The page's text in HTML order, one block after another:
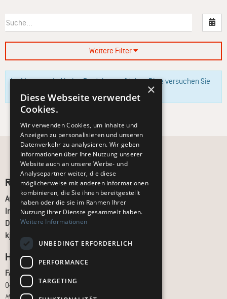
Weitere Filter
Im Moment sind keine Produkte verfügbar. Bitte versuchen Sie
Recht und Ordnung
AGB
Impressum
Datenschutz
kj.de
Hilfe & Support
FAQ
040 - 413 22 60
Montag bis Freitag, 10:00 bis 18:00 Uhr
×
Diese Webseite verwendet
Cookies.
Wir verwenden Cookies, um Inhalte und
Anzeigen zu personalisieren und unseren
Datenverkehr zu analysieren. Wir geben
Informationen über Ihre Nutzung unserer
Website auch an unsere Werbe- und
Analysepartner weiter, die diese
möglicherweise mit anderen Informationen
kombinieren, die Sie ihnen bereitgestellt
haben oder die sie im Rahmen Ihrer
Nutzung ihrer Dienste gesammelt haben.
Weitere Informationen
UNBEDINGT ERFORDERLICH
PERFORMANCE
TARGETING